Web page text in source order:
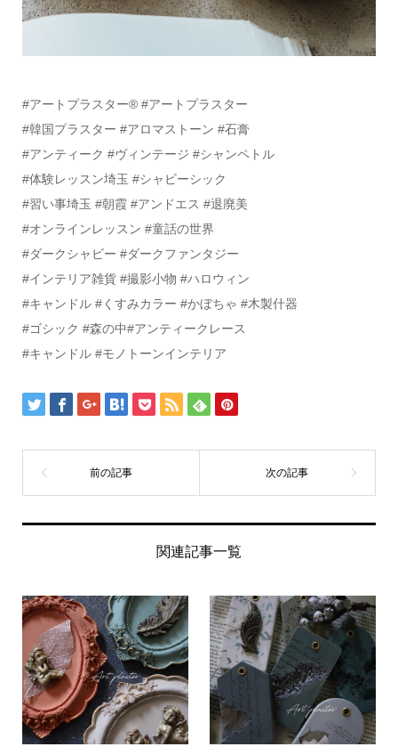
#アートプラスター®️ #アートプラスター
#韓国プラスター #アロマストーン #石膏
#アンティーク #ヴィンテージ #シャンペトル
#体験レッスン埼玉 #シャビーシック
#習い事埼玉 #朝霞 #アンドエス #退廃美
#オンラインレッスン #童話の世界
#ダークシャビー #ダークファンタジー
#インテリア雑貨 #撮影小物 #ハロウィン
#キャンドル #くすみカラー #かぼちゃ #木製什器
#ゴシック #森の中#アンティークレース
#キャンドル #モノトーンインテリア
関連記事一覧